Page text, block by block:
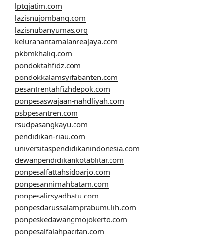
lptqjatim.com
lazisnujombang.com
lazisnubanyumas.org
kelurahantamalanreajaya.com
pkbmkhaliq.com
pondoktahfidz.com
pondokkalamsyifabanten.com
pesantrentahfizhdepok.com
ponpesaswajaan-nahdliyah.com
psbpesantren.com
rsudpasangkayu.com
pendidikan-riau.com
universitaspendidikanindonesia.com
dewanpendidikankotablitar.com
ponpesalfattahsidoarjo.com
ponpesannimahbatam.com
ponpesalirsyadbatu.com
ponpesdarussalamprabumulih.com
ponpeskedawangmojokerto.com
ponpesalfalahpacitan.com